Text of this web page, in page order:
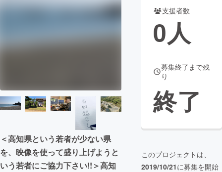
ビジネス・起業 チャレンジ
CAMPFIRE Creation
コミュニティ
＜高知県という若者が少ない県
を、映像を使って盛り上げようと
いう若者にご協力下さい!!＞高知
支援者数
0人
募集終了まで残
り
終了
このプロジェクトは、
2019/10/21に募集を開始